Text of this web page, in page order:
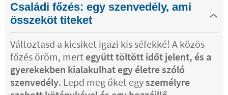
Családi főzés: egy szenvedély, ami
összeköt titeket
Változtasd a kicsiket igazi kis séfekké! A közös
főzés öröm, mert együtt töltött időt jelent, és a
gyerekekben kialakulhat egy életre szóló
szenvedély. Lepd meg őket egyszemélyre